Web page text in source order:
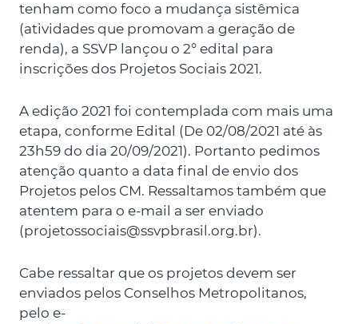
tenham como foco a mudança sistêmica
(atividades que promovam a geração de
renda), a SSVP lançou o 2° edital para
inscrições dos Projetos Sociais 2021.
A edição 2021 foi contemplada com mais uma
etapa, conforme Edital (De 02/08/2021 até às
23h59 do dia 20/09/2021). Portanto pedimos
atenção quanto a data final de envio dos
Projetos pelos CM. Ressaltamos também que
atentem para o e-mail a ser enviado
(projetossociais@ssvpbrasil.org.br).
Cabe ressaltar que os projetos devem ser
enviados pelos Conselhos Metropolitanos,
pelo e-